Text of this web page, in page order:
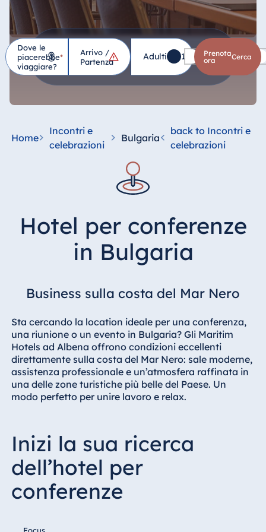
Dove le
piacerebbe
viaggiare?
*
Hotel
Homburg
Hotel Bad
Berlin
Hotel Bonn
Hotel Bremen
Hotel Dresden
Hotel Frankfurt
Hotel am
Schlossgarten
Fulda
Airport Hotel
Hannover
Hotel Bellevue
Kiel
Hotel Köln
Hotel
Königswinter
Arrivo /
Partenza
Adulti 1 Bambini 0
Prenota
ora
cerca
Home
Incontri e
celebrazioni
Bulgaria
back to Incontri e
celebrazioni
Hotel per conferenze
in Bulgaria
Business sulla costa del Mar Nero
Sta cercando la location ideale per una conferenza,
una riunione o un evento in Bulgaria? Gli Maritim
Hotels ad Albena offrono condizioni eccellenti
direttamente sulla costa del Mar Nero: sale moderne,
assistenza professionale e un’atmosfera raffinata in
una delle zone turistiche più belle del Paese. Un
modo perfetto per unire lavoro e relax.
Inizi la sua ricerca
dell’hotel per
conferenze